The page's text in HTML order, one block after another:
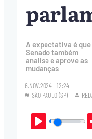
A expectativa é que
Senado também
analise e aprove as
mudanças
6.NOV.2024 - 12:24
SÃO PAULO (SP)
Play